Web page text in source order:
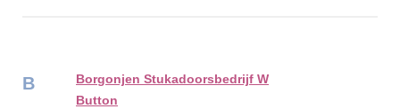
B
Borgonjen Stukadoorsbedrijf W
Button